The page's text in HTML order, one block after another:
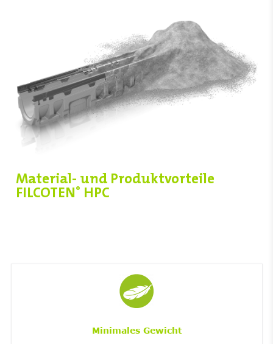
Material- und Produktvorteile
FILCOTEN® HPC
Minimales Gewicht